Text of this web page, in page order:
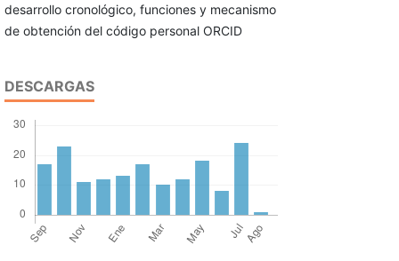
desarrollo cronológico, funciones y mecanismo
de obtención del código personal ORCID
DESCARGAS